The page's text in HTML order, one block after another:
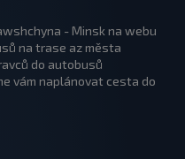
- Minsk na webu
na trase az města
do autobusů
vám naplánovat cesta do